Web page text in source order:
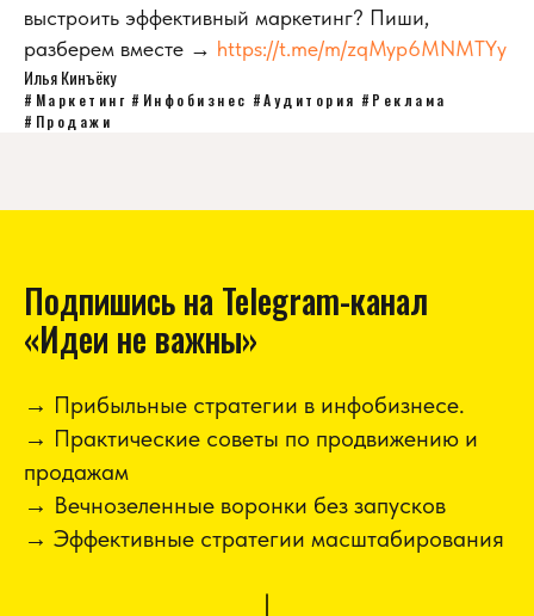
выстроить эффективный маркетинг? Пиши,
разберем вместе → https://t.me/m/zqMyp6MNMTYy
Илья Кинъёку
#Маркетинг #Инфобизнес #Аудитория #Реклама
#Продажи
Подпишись на Telegram-канал
«Идеи не важны»
→ Прибыльные стратегии в инфобизнесе.
→ Практические советы по продвижению и
продажам
→ Вечнозеленные воронки без запусков
→ Эффективные стратегии масштабирования